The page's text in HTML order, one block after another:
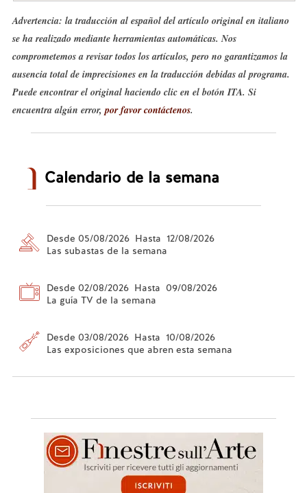
Advertencia: la traducción al español del artículo original en italiano
se ha realizado mediante herramientas automáticas. Nos
comprometemos a revisar todos los artículos, pero no garantizamos la
ausencia total de imprecisiones en la traducción debidas al programa.
Puede encontrar el original haciendo clic en el botón ITA. Si
encuentra algún error,por favor contáctenos.
Calendario de la semana
Desde 05/08/2026 Hasta 12/08/2026
Las subastas de la semana
Desde 02/08/2026 Hasta 09/08/2026
La guía TV de la semana
Desde 03/08/2026 Hasta 10/08/2026
Las exposiciones que abren esta semana